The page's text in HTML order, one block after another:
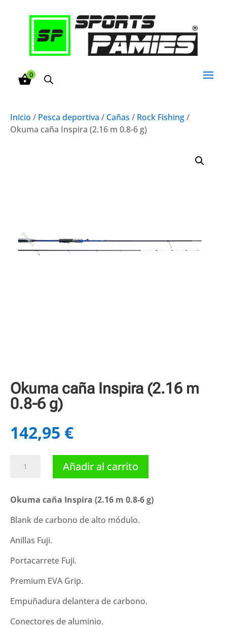
0
Inicio / Pesca deportiva / Cañas / Rock Fishing/
Okuma caña Inspira (2.16 m 0.8-6 g)
Okuma caña Inspira (2.16 m
0.8-6 g)
142,95 €
caña
(2.16
0.8-
g)
cantidad
Añadir al carrito
Okuma caña Inspira (2.16 m 0.8-6 g)
Blank de carbono de alto módulo.
Anillas Fuji.
Portacarrete Fuji.
Premium EVA Grip.
Empuñadura delantera de carbono.
Conectores de aluminio.